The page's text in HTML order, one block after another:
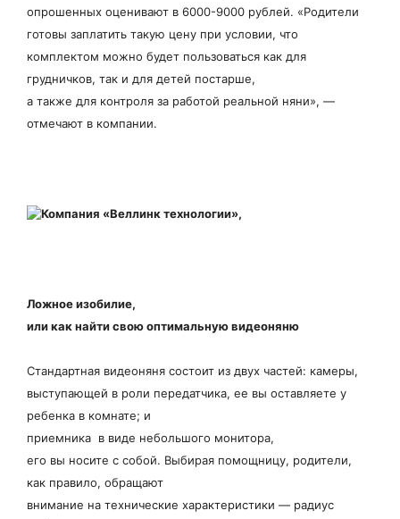
опрошенных оценивают в 6000-9000 рублей. «Родители
готовы заплатить такую цену при условии, что
комплектом можно будет пользоваться как для
грудничков, так и для детей постарше,
а также для контроля за работой реальной няни», —
отмечают в компании.
Ложное изобилие,
или как найти свою оптимальную видеоняню
Стандартная видеоняня состоит из двух частей: камеры,
выступающей в роли передатчика, ее вы оставляете у
ребенка в комнате; и
приемника в виде небольшого монитора,
его вы носите с собой. Выбирая помощницу, родители,
как правило, обращают
внимание на технические характеристики — радиус